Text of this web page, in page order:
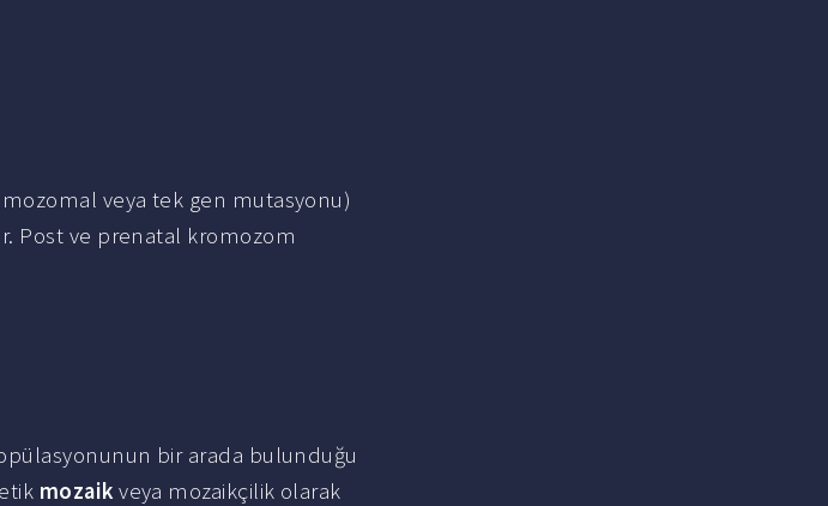
veya tek gen mutasyonu)
Post ve prenatal kromozom
bir arada bulunduğu
mozaik veya mozaikçilik olarak